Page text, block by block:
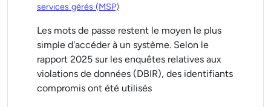
services gérés (MSP)
Les mots de passe restent le moyen le plus
simple d'accéder à un système. Selon le
rapport 2025 sur les enquêtes relatives aux
violations de données (DBIR), des identifiants
compromis ont été utilisés